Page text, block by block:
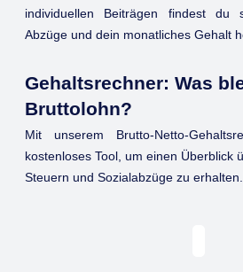
individuellen Beiträgen findest du
Abzüge und dein monatliches Gehalt
Gehaltsrechner: Was
Bruttolohn?
Mit unserem Brutto-Netto-
kostenloses Tool, um einen Überblick
Steuern und Sozialabzüge zu erhalten.